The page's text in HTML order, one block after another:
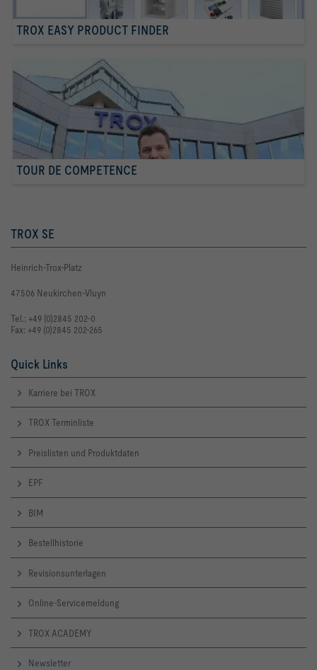
TROX EASY PRODUCT FINDER
TOUR DE COMPETENCE
TROX SE
Heinrich-Trox-Platz
47506 Neukirchen-Vluyn
Tel.: +49 (0)2845 202-0
Fax: +49 (0)2845 202-265
Quick Links
Karriere bei TROX
TROX Terminliste
Preislisten und Produktdaten
EPF
BIM
Bestellhistorie
Revisionsunterlagen
Online-Servicemeldung
TROX ACADEMY
Newsletter